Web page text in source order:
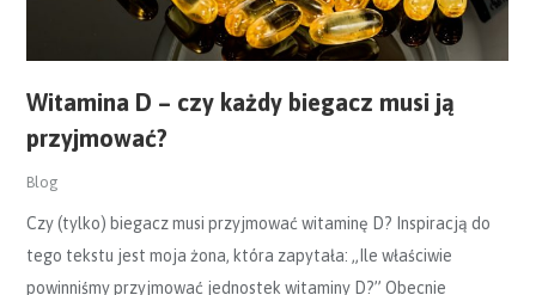
Witamina D – czy każdy biegacz musi ją
przyjmować?
Blog
Czy (tylko) biegacz musi przyjmować witaminę D? Inspiracją do
tego tekstu jest moja żona, która zapytała: „Ile właściwie
powinniśmy przyjmować jednostek witaminy D?” Obecnie